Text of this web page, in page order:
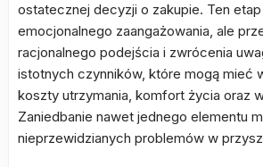
ostatecznej decyzji o zakupie. Ten
emocjonalnego zaangażowania, ale
racjonalnego podejścia i zwrócenia
istotnych czynników, które mogą mieć
koszty utrzymania, komfort życia oraz
Zaniedbanie nawet jednego elementu
nieprzewidzianych problemów w